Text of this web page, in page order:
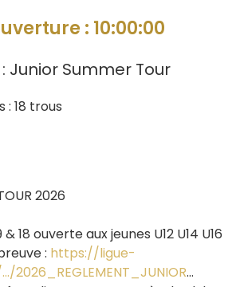
: 10:00:00
Junior Summer Tour
: 18 trous
2026
18 ouverte aux jeunes U12 U14 U16
: https://ligue-
…